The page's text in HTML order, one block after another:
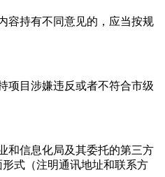
容持有不同意见的，应当按规
项目涉嫌违反或者不符合市级
和信息化局及其委托的第三方
式（注明通讯地址和联系方